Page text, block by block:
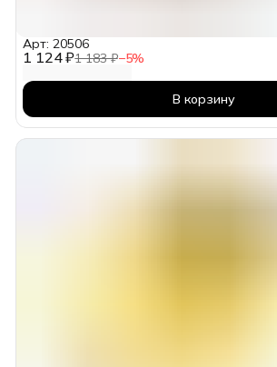
1 124 ₽1 183 ₽−5%
Арт: 20506
В корзину